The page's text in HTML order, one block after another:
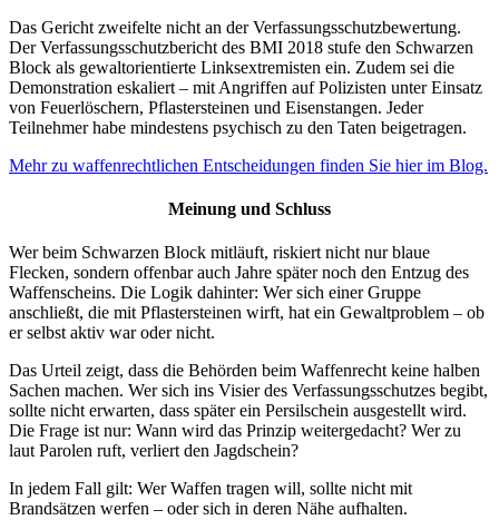
Das Gericht zweifelte nicht an der Verfassungsschutzbewertung.
Der Verfassungsschutzbericht des BMI 2018 stufe den Schwarzen
Block als gewaltorientierte Linksextremisten ein. Zudem sei die
Demonstration eskaliert – mit Angriffen auf Polizisten unter Einsatz
von Feuerlöschern, Pflastersteinen und Eisenstangen. Jeder
Teilnehmer habe mindestens psychisch zu den Taten beigetragen.
Mehr zu waffenrechtlichen Entscheidungen finden Sie hier im Blog.
Meinung und Schluss
Wer beim Schwarzen Block mitläuft, riskiert nicht nur blaue
Flecken, sondern offenbar auch Jahre später noch den Entzug des
Waffenscheins. Die Logik dahinter: Wer sich einer Gruppe
anschließt, die mit Pflastersteinen wirft, hat ein Gewaltproblem – ob
er selbst aktiv war oder nicht.
Das Urteil zeigt, dass die Behörden beim Waffenrecht keine halben
Sachen machen. Wer sich ins Visier des Verfassungsschutzes begibt,
sollte nicht erwarten, dass später ein Persilschein ausgestellt wird.
Die Frage ist nur: Wann wird das Prinzip weitergedacht? Wer zu
laut Parolen ruft, verliert den Jagdschein?
In jedem Fall gilt: Wer Waffen tragen will, sollte nicht mit
Brandsätzen werfen – oder sich in deren Nähe aufhalten.